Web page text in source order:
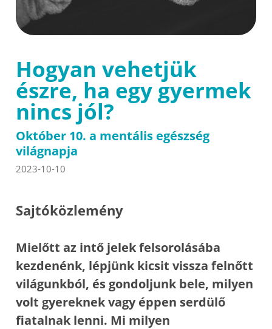
Hogyan vehetjük
észre, ha egy gyermek
nincs jól?
Október 10. a mentális egészség
világnapja
2023-10-10
Sajtóközlemény
Mielőtt az intő jelek felsorolásába
kezdenénk, lépjünk kicsit vissza felnőtt
világunkból, és gondoljunk bele, milyen
volt gyereknek vagy éppen serdülő
fiatalnak lenni. Mi milyen